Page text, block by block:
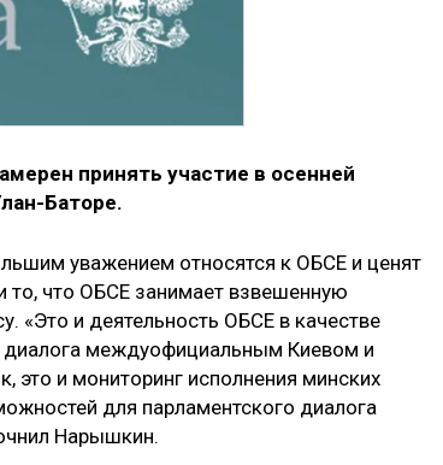
принять участие в осенней
Баторе.
уважением относятся к ОБСЕ и ценят
то, что ОБСЕ занимает взвешенную
«Это и деятельность ОБСЕ в качестве
диалога междуофициальным Киевом и
это и мониторинг исполнения минских
для парламентского диалога
Нарышкин.